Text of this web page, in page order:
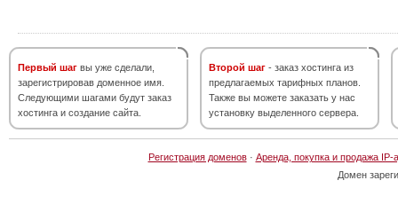
Первый шаг вы уже сделали,
зарегистрировав доменное имя.
Следующими шагами будут заказ
хостинга и создание сайта.
Второй шаг - заказ хостинга из
предлагаемых тарифных планов.
Также вы можете заказать у нас
установку выделенного сервера.
Регистрация доменов· Аренда, покупка и продажа IP-
Домен